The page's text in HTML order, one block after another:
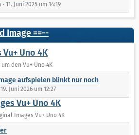
11. Juni 2025 um 14:19
Image ==--
Uno 4K
den Vu+ Uno 4K
aufspielen blinkt nur noch
19. Juni 2026 um 12:27
Vu+ Uno 4K
Images Vu+ Uno 4K